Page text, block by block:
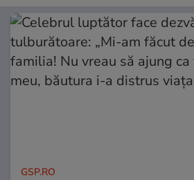
GSP.RO